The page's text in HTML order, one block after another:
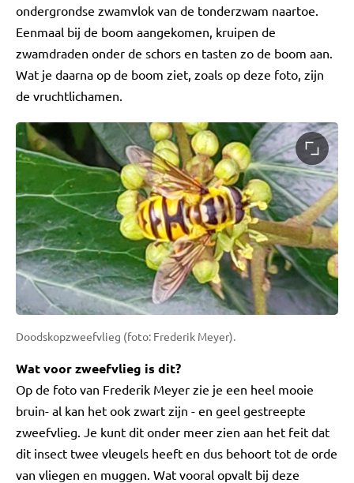
ondergrondse zwamvlok van de tonderzwam naartoe.
Eenmaal bij de boom aangekomen, kruipen de
zwamdraden onder de schors en tasten zo de boom aan.
Wat je daarna op de boom ziet, zoals op deze foto, zijn
de vruchtlichamen.
Doodskopzweefvlieg (foto: Frederik Meyer).
Wat voor zweefvlieg is dit?
Op de foto van Frederik Meyer zie je een heel mooie
bruin- al kan het ook zwart zijn - en geel gestreepte
zweefvlieg. Je kunt dit onder meer zien aan het feit dat
dit insect twee vleugels heeft en dus behoort tot de orde
van vliegen en muggen. Wat vooral opvalt bij deze